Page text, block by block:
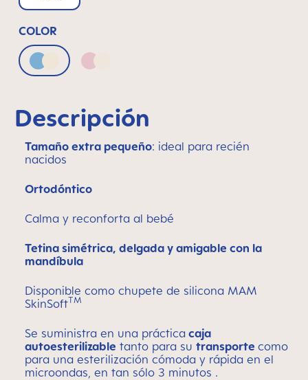
COLOR
Blue & NeutralPink & Neutral
Descripción
Tamaño extra pequeño: ideal para recién
nacidos
Ortodóntico
Calma y reconforta al bebé
Tetina simétrica, delgada y amigable con la
mandíbula
Disponible como chupete de silicona MAM
SkinSoftTM
Se suministra en una práctica caja
autoesterilizable tanto para su transporte como
para una esterilización cómoda y rápida en el
microondas, en tan sólo 3 minutos .